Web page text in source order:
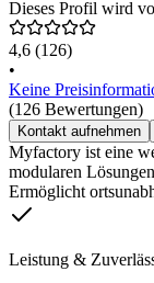
Dieses Profil wird
4,6 (126)
•
Keine
(126 Bewertungen)
Kontakt aufnehmen
Myfactory ist eine
modularen
Ermöglicht
Leistung &